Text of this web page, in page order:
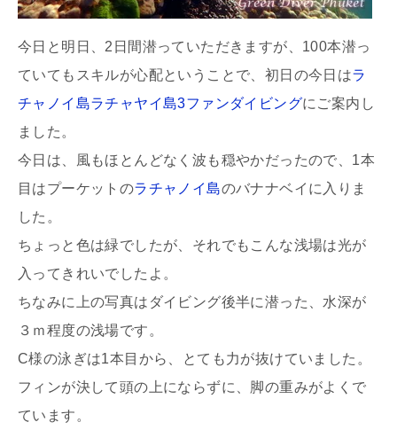
今日と明日、2日間潜っていただきますが、100本潜っ
ていてもスキルが心配ということで、初日の今日はラ
チャノイ島ラチャヤイ島3ファンダイビングにご案内し
ました。
今日は、風もほとんどなく波も穏やかだったので、1本
目はプーケットのラチャノイ島のバナナベイに入りま
した。
ちょっと色は緑でしたが、それでもこんな浅場は光が
入ってきれいでしたよ。
ちなみに上の写真はダイビング後半に潜った、水深が
３ｍ程度の浅場です。
C様の泳ぎは1本目から、とても力が抜けていました。
フィンが決して頭の上にならずに、脚の重みがよくで
ています。